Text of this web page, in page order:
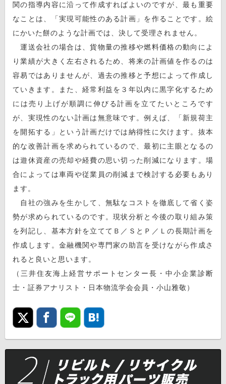
関の指導内容に沿って作成すればよいのですが、最も重要
なことは、「実現可能性のある計画」を作ることです。絵
にかいた餅のような計画では、決して受理されません。
運送会社の場合は、貨物量の推移や燃料価格の動向によ
り業績が大きく左右されるため、将来の計画値を作るのは
容易ではありませんが、過去の推移と予想によって作成し
ていきます。また、経常利益を３年以内に黒字化するため
には売り上げが順調に伸びる計画を立てたいところです
が、実現性のない計画は無意味です。例えば、「新規荷主
を開拓する」という計画だけでは納得性に欠けます。抜本
的な改善計画を求められているので、最初に主眼となるの
は遊休資産の売却や経費の思い切った削減になります。場
合によっては車両や従業員の削減まで検討する必要もあり
ます。
自社の強みを生かして、無駄なコストを徹底して省く姿
勢が求められているのです。現状分析と今後の取り組み策
を列記し、基本方針を立ててＢ／ＳとＰ／Ｌの長期計画を
作成します。金融機関や専門家の助言を受けながら作成さ
れると良いと思います。
（三井住友海上経営サポートセンター長・中小企業診断
士・証券アナリスト・日本物流学会会員・小山雅敬）